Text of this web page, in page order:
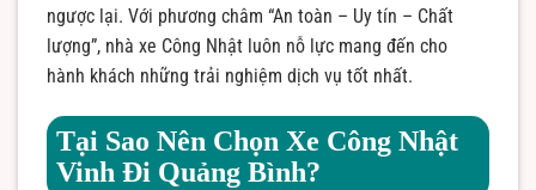
ngược lại. Với phương châm “An toàn – Uy tín – Chất
lượng”, nhà xe Công Nhật luôn nỗ lực mang đến cho
hành khách những trải nghiệm dịch vụ tốt nhất.
Tại Sao Nên Chọn Xe Công Nhật
Vinh Đi Quảng Bình?